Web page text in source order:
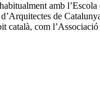
amb
de
català, com